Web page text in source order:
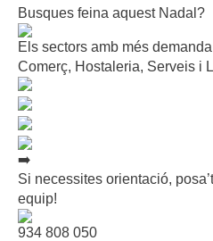
Busques feina aquest Nadal?
Els sectors amb més
Comerç, Hostaleria, Serveis i
Si necessites orientació,
equip!
934 808 050